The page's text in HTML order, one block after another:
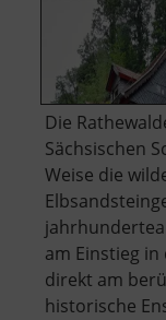
Die
Sächsischen
Weise die
am Einstieg
direkt am
historische